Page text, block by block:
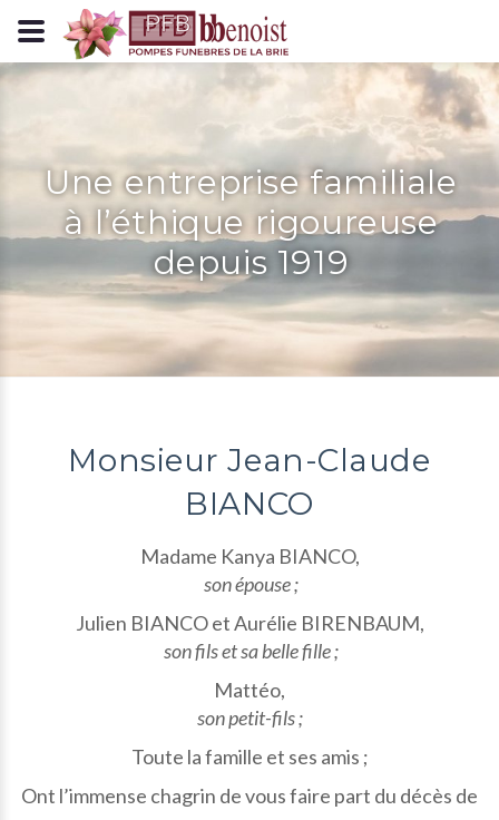
Panneau de gestion des cookies
Une entreprise familiale
à l’éthique rigoureuse
depuis 1919
Monsieur Jean-Claude
BIANCO
Madame Kanya BIANCO,
son épouse ;
Julien BIANCO et Aurélie BIRENBAUM,
son fils et sa belle fille ;
Mattéo,
son petit-fils ;
Toute la famille et ses amis ;
Ont l’immense chagrin de vous faire part du décès de